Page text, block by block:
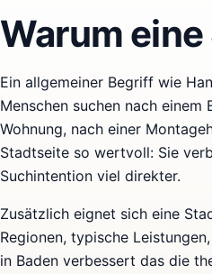
Warum
Ein allgemeiner Begriff wie
Menschen suchen nach
Wohnung, nach einer
Stadtseite so wertvoll: Sie
Suchintention viel direkter.
Zusätzlich eignet sich eine
Regionen, typische
in Baden verbessert das die